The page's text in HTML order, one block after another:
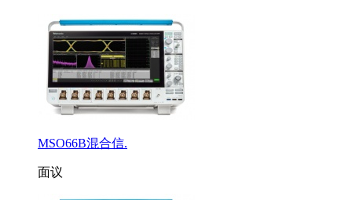
MSO66B混合信.
面议